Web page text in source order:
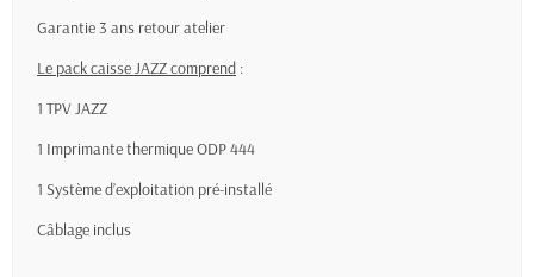
Garantie 3 ans retour atelier
Le pack caisse JAZZ comprend :
1 TPV JAZZ
1 Imprimante thermique ODP 444
1 Système d’exploitation pré-installé
Câblage inclus